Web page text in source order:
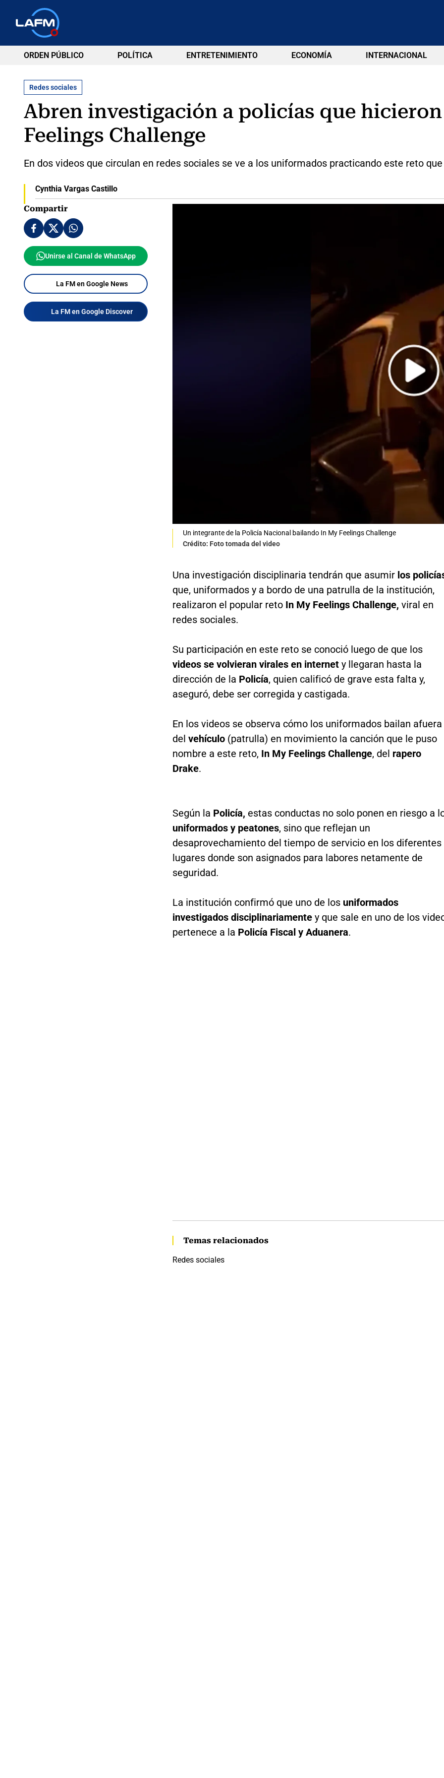
ORDEN PÚBLICO POLÍTICA ENTRETENIMIENTO ECONOMÍA INTERNACIONAL
Redes sociales
Abren investigación a policías que
Feelings Challenge
En dos videos que circulan en redes sociales se ve a los uniformados practicando este reto
Cynthia Vargas Castillo
Compartir
Unirse al Canal de WhatsApp
La FM en Google News
La FM en Google Discover
Un integrante de la Policía Nacional bailando In My Feelings Challenge
Crédito: Foto tomada del video
Una investigación disciplinaria tendrán que asumir los
que, uniformados y a bordo de una patrulla de la institución,
realizaron el popular reto In My Feelings Challenge, viral en
redes sociales.
Su participación en este reto se conoció luego de que los
videos se volvieran virales en internet y llegaran hasta la
dirección de la Policía, quien calificó de grave esta falta y,
aseguró, debe ser corregida y castigada.
En los videos se observa cómo los uniformados bailan afuera
del vehículo (patrulla) en movimiento la canción que le puso
nombre a este reto, In My Feelings Challenge, del rapero
Drake.
Según la Policía, estas conductas no solo ponen en riesgo a
uniformados y peatones, sino que reflejan un
desaprovechamiento del tiempo de servicio en los diferentes
lugares donde son asignados para labores netamente de
seguridad.
La institución confirmó que uno de los uniformados
investigados disciplinariamente y que sale en uno de los
pertenece a la Policía Fiscal y Aduanera.
Temas relacionados
Redes sociales